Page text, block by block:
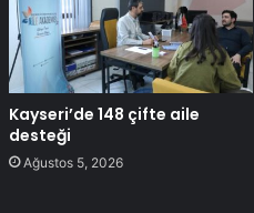
Kayseri’de 148 çifte aile
desteği
Ağustos 5, 2026